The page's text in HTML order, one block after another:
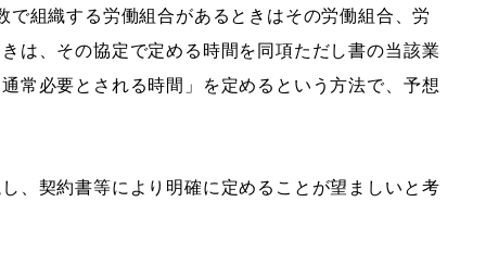
組織する労働組合があるときはその労働組合、労
は、その協定で定める時間を同項ただし書の当該業
常必要とされる時間」を定めるという方法で、予想
、契約書等により明確に定めることが望ましいと考